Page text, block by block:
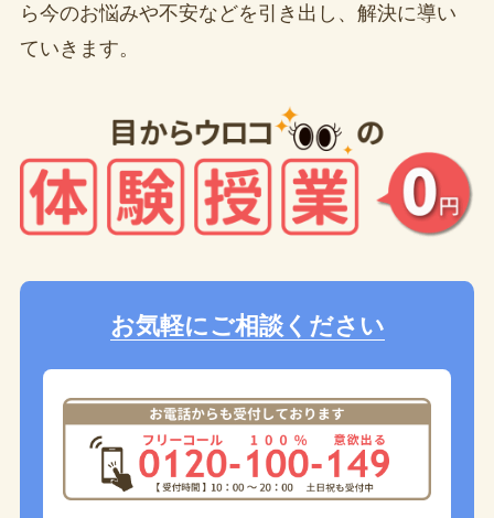
ら今のお悩みや不安などを引き出し、解決に導い
ていきます。
お気軽にご相談ください